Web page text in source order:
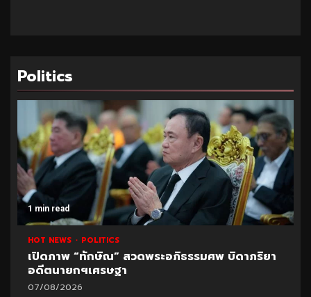
Politics
1 min read
HOT NEWS POLITICS
เปิดภาพ “ทักษิณ” สวดพระอภิธรรมศพ บิดาภริยา
อดีตนายกฯเศรษฐา
07/08/2026